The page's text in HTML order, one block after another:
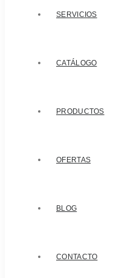
SERVICIOS
CATÁLOGO
PRODUCTOS
OFERTAS
BLOG
CONTACTO